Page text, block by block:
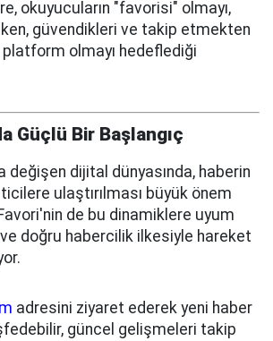
okuyucuların "favorisi" olmayı,
güvendikleri ve takip etmekten
platform olmayı hedeflediği
Güçlü Bir Başlangıç
değişen dijital dünyasında, haberin
ulaştırılması büyük önem
de bu dinamiklere uyum
ve doğru habercilik ilkesiyle hareket
adresini ziyaret ederek yeni haber
güncel gelişmeleri takip